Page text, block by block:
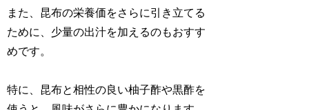
また、昆布の栄養価をさらに引き立てる
ために、少量の出汁を加えるのもおすす
めです。
特に、昆布と相性の良い柚子酢や黒酢を